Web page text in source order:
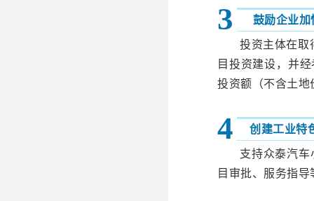
3 鼓励企业加
投资主体在取
目投资建设，并
投资额（不含土地
4 创建工业特
支持众泰汽
目审批、服务指